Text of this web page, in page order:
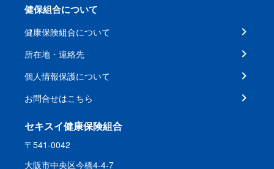
健保組合について
健康保険組合について
所在地・連絡先
個人情報保護について
お問合せはこちら
セキスイ健康保険組合
〒541-0042
大阪市中央区今橋4-4-7